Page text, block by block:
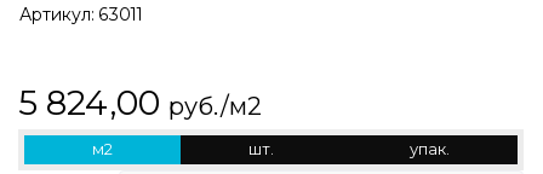
Артикул: 63011
5 824,00 руб./м2
м2 шт. упак.